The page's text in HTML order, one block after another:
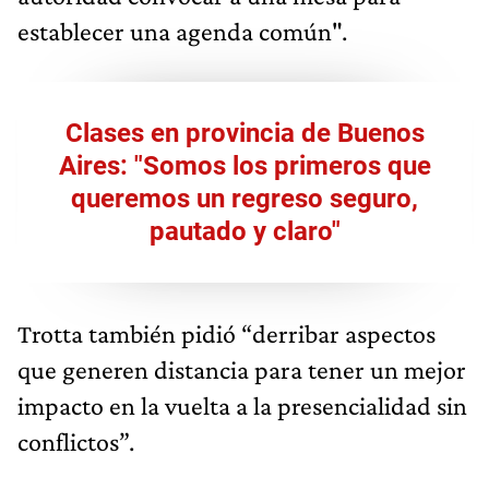
establecer una agenda común".
Clases en provincia de Buenos
Aires: "Somos los primeros que
queremos un regreso seguro,
pautado y claro"
Trotta también pidió “derribar aspectos
que generen distancia para tener un mejor
impacto en la vuelta a la presencialidad sin
conflictos”.